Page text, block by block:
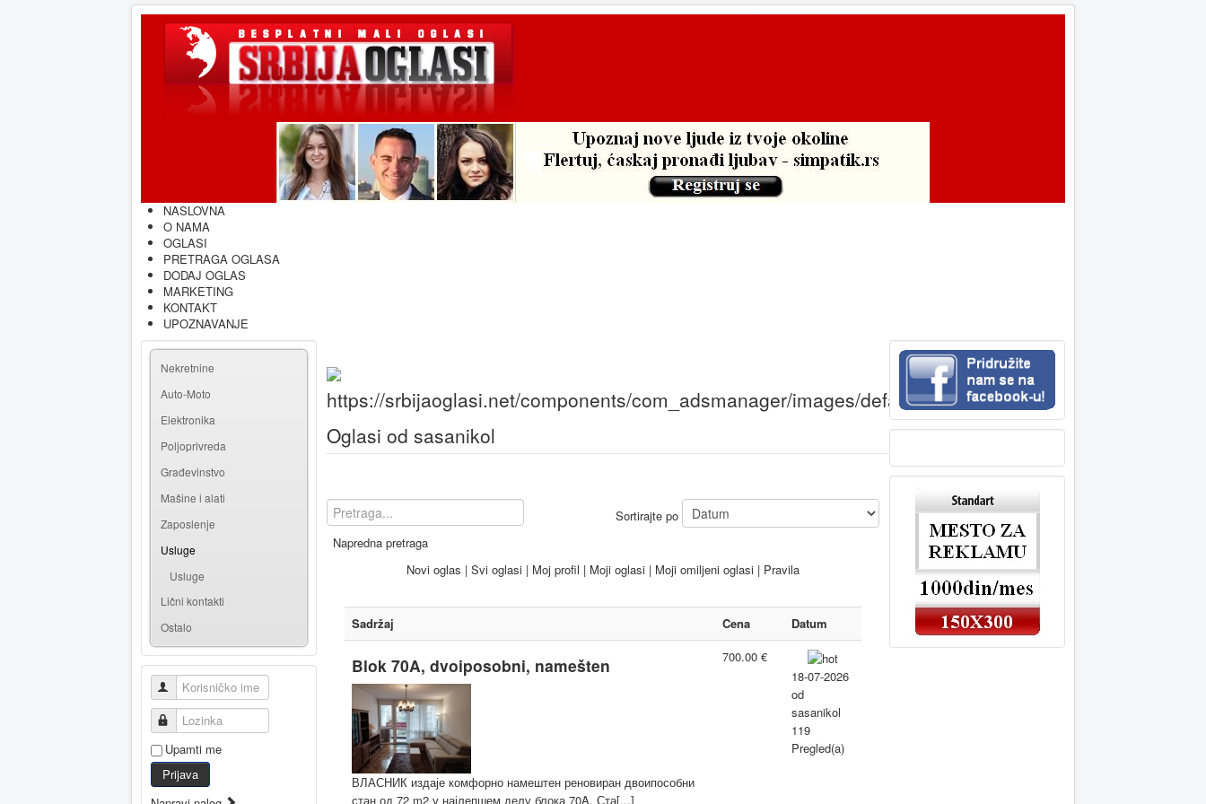
NASLOVNA
O NAMA
OGLASI
PRETRAGA OGLASA
DODAJ OGLAS
MARKETING
KONTAKT
UPOZNAVANJE
Nekretnine
Auto-Moto
Elektronika
Poljoprivreda
Građevinstvo
Mašine i alati
Zaposlenje
Usluge
Usluge
Lični kontakti
Ostalo
Korisničko ime
Lozinka
Upamti me
Prijava
Oglasi od sasanikol
Napredna pretraga
Sortirajte po
Novi oglas | Svi oglasi| Moj profil | Moji oglasi| Moji omiljeni oglasi| Pravila
Sadržaj Cena Datum
Blok 70A, dvoiposobni, namešten
ВЛАСНИК издаје комфорно намештен реновиран двоипособни
стан од 72 m2 у најлепшем делу блока 70A. Ста[...]
700.00 €
18-07-2026
od
sasanikol
119
Pregled(a)